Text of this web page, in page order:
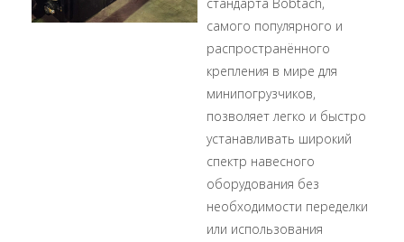
самого популярного и
распространённого
крепления в мире для
минипогрузчиков,
позволяет легко и быстро
устанавливать широкий
спектр навесного
оборудования без
необходимости переделки
или использования